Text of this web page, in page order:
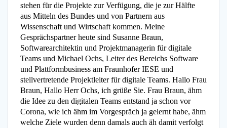
stehen für die Projekte zur Verfügung, die je zur Hälfte
aus Mitteln des Bundes und von Partnern aus
Wissenschaft und Wirtschaft kommen. Meine
Gesprächspartner heute sind Susanne Braun,
Softwarearchitektin und Projektmanagerin für digitale
Teams und Michael Ochs, Leiter des Bereichs Software
und Plattformbusiness am Fraunhofer IESE und
stellvertretende Projektleiter für digitale Teams. Hallo Frau
Braun, Hallo Herr Ochs, ich grüße Sie. Frau Braun, ähm
die Idee zu den digitalen Teams entstand ja schon vor
Corona, wie ich ähm im Vorgespräch ja gelernt habe, ähm
welche Ziele wurden denn damals auch äh damit verfolgt